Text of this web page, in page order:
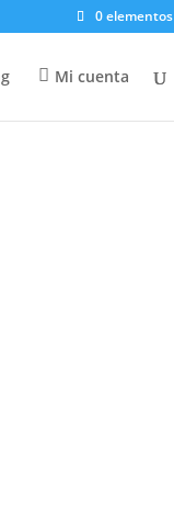
0 elementos
Mi cuenta